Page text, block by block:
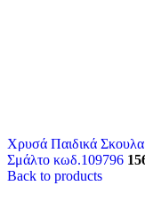
Χρυσά Παιδικά
Σμάλτο κωδ.109796
Back to products